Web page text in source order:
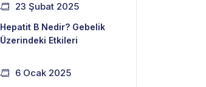
23 Şubat 2025
Hepatit B Nedir? Gebelik
Üzerindeki Etkileri
6 Ocak 2025